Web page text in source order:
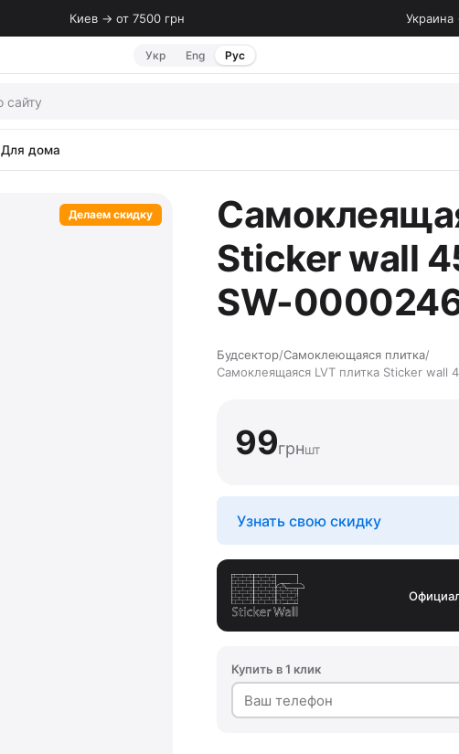
Киев → от 7500 грн Украина
Укр Eng Рус
Для дома
Делаем скидку
Sticker wall
SW-
Будсектор/Самоклеющаяся плитка/
Самоклеящаяся LVT плитка Sticker wall
99грншт
Узнать свою скидку
Купить в 1 клик